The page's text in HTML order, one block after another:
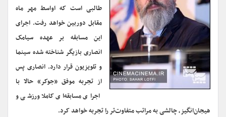
طالبی است که اواسط مهر ماه
مقابل دوربین خواهد رفت. اجرای
این مسابقه بر عهده سیامک
انصاری بازیگر شناخته شده سینما
و تلویزیون قرار دارد. انصاری پس
از تجربه موفق «جوکر» حالا با
اجرای مسابقه‌ای کاملا ورزشی و
هیجان‌انگیز، چالشی به مراتب متفاوت‌تر را تجربه خواهد کرد.